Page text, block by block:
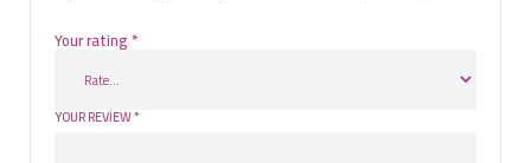
Your rating *
YOUR REVIEW*